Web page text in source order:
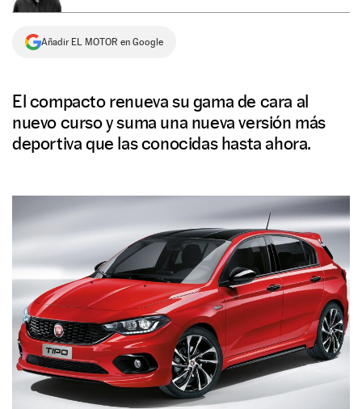
Añadir EL MOTOR en Google
El compacto renueva su gama de cara al
nuevo curso y suma una nueva versión más
deportiva que las conocidas hasta ahora.